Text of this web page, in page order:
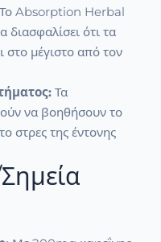
Το Absorption Herbal
ότι τα
στο μέγιστο από τον
Τα
να βοηθήσουν το
στρες της έντονης